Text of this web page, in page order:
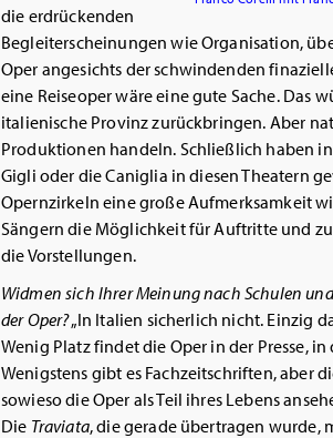
die erdrückenden
Begleiterscheinungen wie Organisation,
Oper angesichts der schwindenden
eine Reiseoper wäre eine gute Sache. Das
italienische Provinz zurückbringen. Aber
Produktionen handeln. Schließlich haben
Gigli oder die Caniglia in diesen Theatern
Opernzirkeln eine große Aufmerksamkeit
Sängern die Möglichkeit für Auftritte und
die Vorstellungen.
Widmen sich Ihrer Meinung nach Schulen
der Oper?„In Italien sicherlich nicht. Einzig
Wenig Platz findet die Oper in der Presse,
Wenigstens gibt es Fachzeitschriften, aber
sowieso die Oper als Teil ihres Lebens
Die Traviata, die gerade übertragen wurde,